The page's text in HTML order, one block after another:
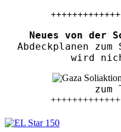
Neues von der
Abdeckplanen
wird
zum